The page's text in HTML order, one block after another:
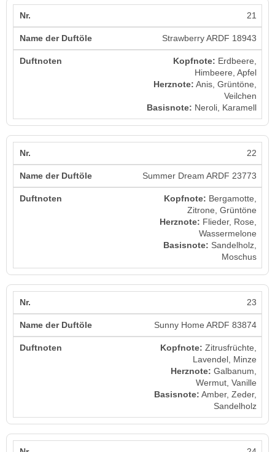
21
Strawberry ARDF 18943
Kopfnote: Erdbeere,
Himbeere, Apfel
Herznote: Anis, Grüntöne,
Veilchen
Basisnote: Neroli, Karamell
22
Summer Dream ARDF 23773
Kopfnote: Bergamotte,
Zitrone, Grüntöne
Herznote: Flieder, Rose,
Wassermelone
Basisnote: Sandelholz,
Moschus
23
Sunny Home ARDF 83874
Kopfnote: Zitrusfrüchte,
Lavendel, Minze
Herznote: Galbanum,
Wermut, Vanille
Basisnote: Amber, Zeder,
Sandelholz